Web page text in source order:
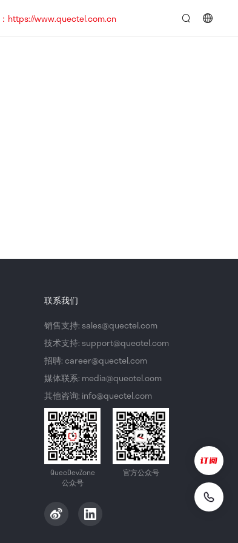
https://www.quectel.com.cn
联系我们
销售支持: sales@quectel.com
技术支持: support@quectel.com
招聘: career@quectel.com
媒体联系: media@quectel.com
其他咨询: info@quectel.com
QuecDevZone
公众号
官方公众号